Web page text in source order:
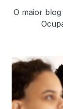
O maior